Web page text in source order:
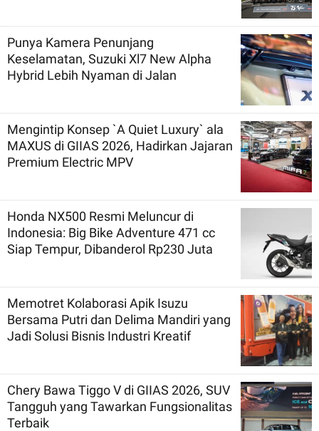
Punya Kamera Penunjang
Keselamatan, Suzuki Xl7 New Alpha
Hybrid Lebih Nyaman di Jalan
Mengintip Konsep `A Quiet Luxury` ala
MAXUS di GIIAS 2026, Hadirkan Jajaran
Premium Electric MPV
Honda NX500 Resmi Meluncur di
Indonesia: Big Bike Adventure 471 cc
Siap Tempur, Dibanderol Rp230 Juta
Memotret Kolaborasi Apik Isuzu
Bersama Putri dan Delima Mandiri yang
Jadi Solusi Bisnis Industri Kreatif
Chery Bawa Tiggo V di GIIAS 2026, SUV
Tangguh yang Tawarkan Fungsionalitas
Terbaik